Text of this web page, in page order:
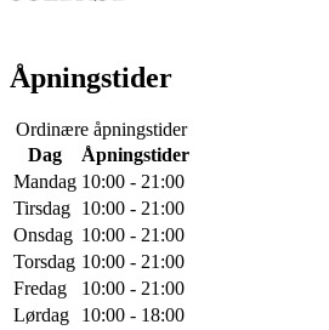
Åpningstider
Ordinære åpningstider
Dag
Åpningstider
Mandag 10:00 - 21:00
Tirsdag 10:00 - 21:00
Onsdag 10:00 - 21:00
Torsdag 10:00 - 21:00
Fredag
10:00 - 21:00
Lørdag
10:00 - 18:00